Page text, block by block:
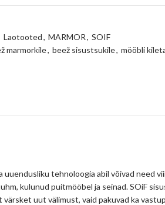
Laotooted, MARMOR, SOIF
marmorkile, beež sisustsukile, mööbli
tehnoloogia abil võivad need
kulunud puitmööbel ja seinad. SOiF
uut välimust, vaid pakuvad ka